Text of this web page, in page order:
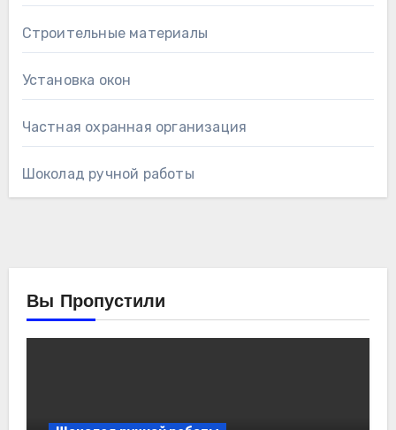
Строительные материалы
Установка окон
Частная охранная организация
Шоколад ручной работы
Вы Пропустили